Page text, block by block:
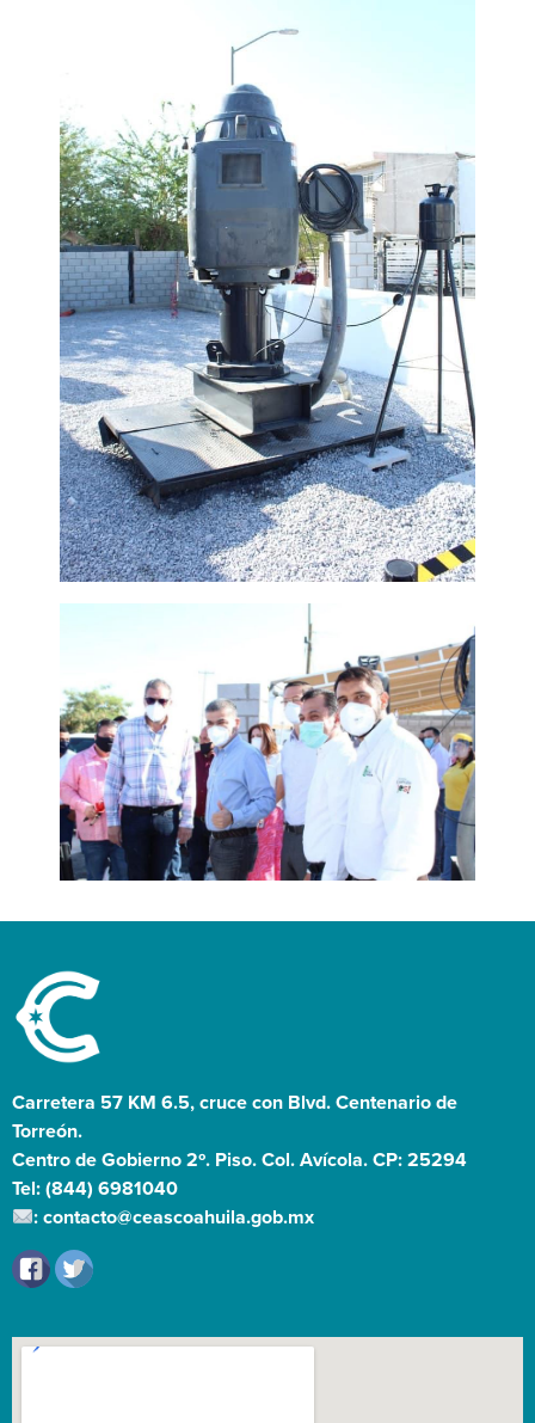
Carretera 57 KM 6.5, cruce con Blvd. Centenario de
Torreón.
Centro de Gobierno 2º. Piso. Col. Avícola. CP: 25294
Tel: (844) 6981040
: contacto@ceascoahuila.gob.mx